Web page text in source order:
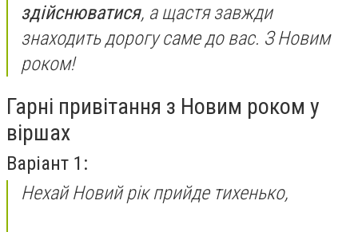
здійснюватися, а щастя завжди
знаходить дорогу саме до вас. З Новим
роком!
Гарні привітання з Новим роком у
віршах
Варіант 1:
Нехай Новий рік прийде тихенько,